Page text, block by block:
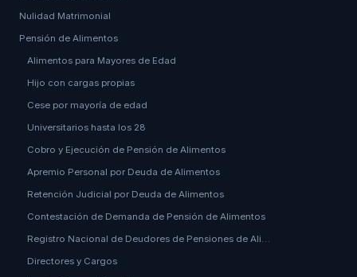
Nulidad Matrimonial
Pensión de Alimentos
Alimentos para Mayores de Edad
Hijo con cargas propias
Cese por mayoría de edad
Universitarios hasta los 28
Cobro y Ejecución de Pensión de Alimentos
Apremio Personal por Deuda de Alimentos
Retención Judicial por Deuda de Alimentos
Contestación de Demanda de Pensión de Alimentos
Registro Nacional de Deudores de Pensiones de Ali…
Directores y Cargos